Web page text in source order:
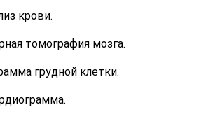
крови.
томография мозга.
грудной клетки.